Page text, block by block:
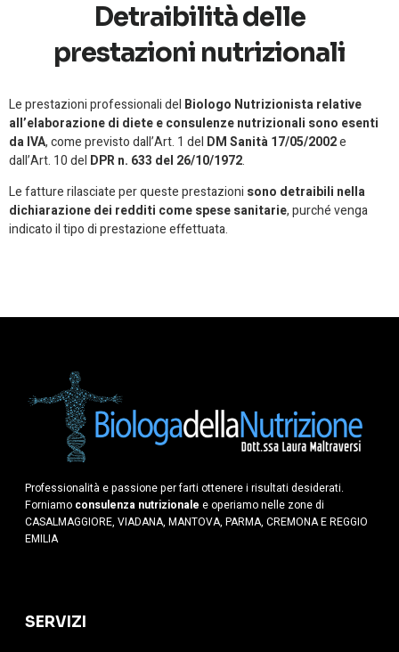
Detraibilità delle
prestazioni nutrizionali
Le prestazioni professionali del Biologo Nutrizionista relative
all’elaborazione di diete e consulenze nutrizionali sono esenti
da IVA, come previsto dall’Art. 1 del DM Sanità 17/05/2002e
dall’Art. 10 del DPR n. 633 del 26/10/1972.
Le fatture rilasciate per queste prestazioni sono detraibili nella
dichiarazione dei redditi come spese sanitarie, purché venga
indicato il tipo di prestazione effettuata.
Professionalità e passione per farti ottenere i risultati desiderati.
Forniamo consulenza nutrizionale e operiamo nelle zone di
CASALMAGGIORE, VIADANA, MANTOVA, PARMA, CREMONA E REGGIO
EMILIA
SERVIZI